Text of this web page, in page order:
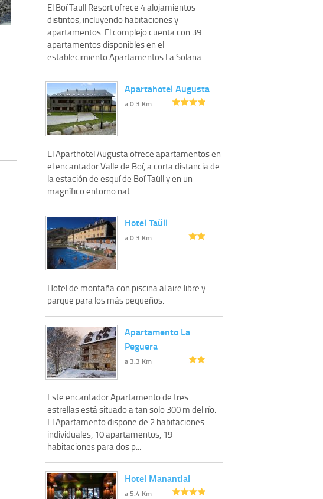
El Boí Taull Resort ofrece 4 alojamientos
distintos, incluyendo habitaciones y
apartamentos. El complejo cuenta con 39
apartamentos disponibles en el
establecimiento Apartamentos La Solana...
Apartahotel Augusta
a 0.3 Km
El Aparthotel Augusta ofrece apartamentos en
el encantador Valle de Boí, a corta distancia de
la estación de esquí de Boí Taüll y en un
magnífico entorno nat...
Hotel Taüll
a 0.3 Km
Hotel de montaña con piscina al aire libre y
parque para los más pequeños.
Apartamento La
Peguera
a 3.3 Km
Este encantador Apartamento de tres
estrellas está situado a tan solo 300 m del río.
El Apartamento dispone de 2 habitaciones
individuales, 10 apartamentos, 19
habitaciones para dos p...
Hotel Manantial
a 5.4 Km